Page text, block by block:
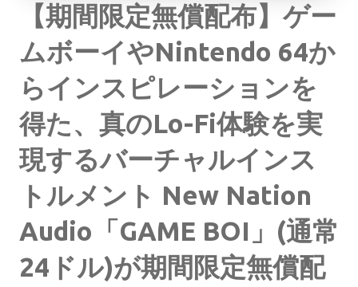
【期間限定無償配布】ゲー
ムボーイやNintendo 64か
らインスピレーションを
得た、真のLo-Fi体験を実
現するバーチャルインス
トルメント New Nation
Audio「GAME BOI」(通常
24ドル)が期間限定無償配